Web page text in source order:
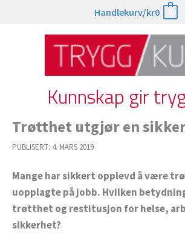
Handlekurv/kr0
Kunnskap gir
Trøtthet utgjør en
PUBLISERT: 4. MARS 2019
Mange har sikkert opplevd å være
uopplagte på jobb. Hvilken
trøtthet og restitusjon for helse,
sikkerhet?